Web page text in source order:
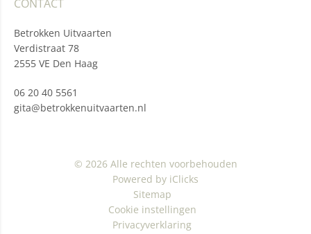
CONTACT
Betrokken Uitvaarten
Verdistraat 78
2555 VE Den Haag
06 20 40 5561
gita@betrokkenuitvaarten.nl
© 2026 Alle rechten voorbehouden
Powered by iClicks
Sitemap
Cookie instellingen
Privacyverklaring